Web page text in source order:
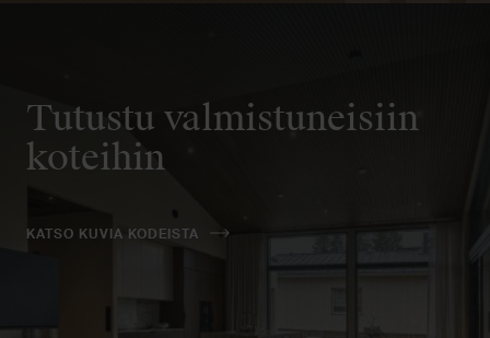
Tutustu valmistuneisiin
koteihin
KATSO KUVIA KODEISTA